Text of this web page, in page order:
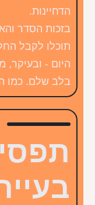
הדחיינות.
בזכות הסדר
תוכלו לקבל
היום - ובעיקר,
בלב שלם. כמו